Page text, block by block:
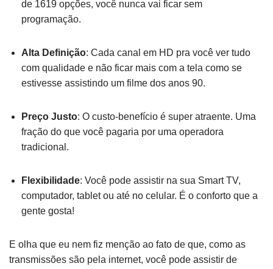
de 1619 opções, você nunca vai ficar sem
programação.
Alta Definição: Cada canal em HD pra você ver tudo
com qualidade e não ficar mais com a tela como se
estivesse assistindo um filme dos anos 90.
Preço Justo: O custo-benefício é super atraente. Uma
fração do que você pagaria por uma operadora
tradicional.
Flexibilidade: Você pode assistir na sua Smart TV,
computador, tablet ou até no celular. É o conforto que a
gente gosta!
E olha que eu nem fiz menção ao fato de que, como as
transmissões são pela internet, você pode assistir de